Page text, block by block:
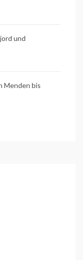
und
Menden bis